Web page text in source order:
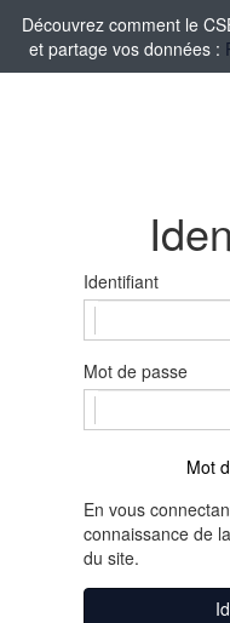
Découvrez comment le
et partage vos données :
Identifiant
Mot de passe
Mot
En vous
connaissance de la
du site.